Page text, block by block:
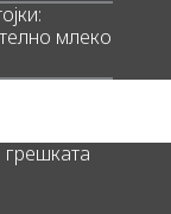
млеко
грешката